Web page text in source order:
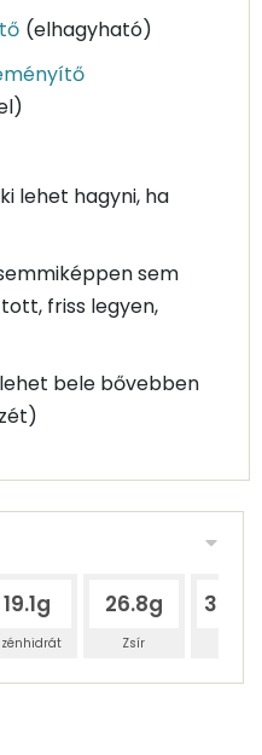
(elhagyható)
lehet hagyni, ha
sem
friss legyen,
bele bővebben
19.1g 26.8g
Zsír